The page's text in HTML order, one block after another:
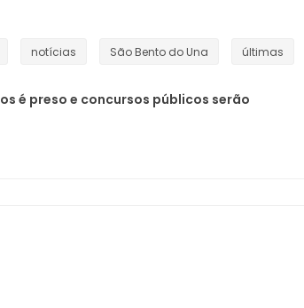
notícias São Bento do Una últimas
é preso e concursos públicos serão